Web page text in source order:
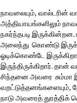
நாவலையும், வால்டரின்
அத்தியாயங்களிலும்
நகர்ந்தபடி
அலைந்து கொண்டு
ஓடிக்கொண்டே
இருந்திருக்கிறார். தான்
சிந்தனை அவரை சும்மா
வறட்டுத்தனங்களையும்,
நாடு அவரைத் துரத்திக்